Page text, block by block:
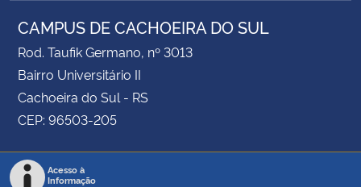
CAMPUS DE CACHOEIRA DO SUL
Rod. Taufik Germano, nº 3013
Bairro Universitário II
Cachoeira do Sul - RS
CEP: 96503-205
Acesso à
Informação